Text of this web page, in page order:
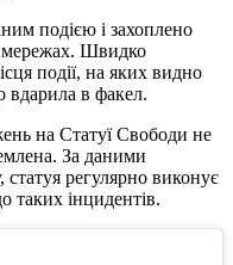
подією і захоплено
мережах. Швидко
події, на яких видно
вдарила в факел.
на Статуї Свободи не
За даними
статуя регулярно виконує
таких інцидентів.